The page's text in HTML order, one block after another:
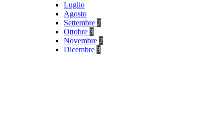
Luglio
Agosto
Settembre 2
Ottobre 3
Novembre 2
Dicembre 3